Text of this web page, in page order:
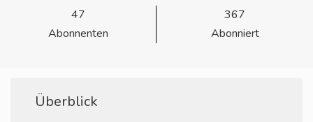
47
Abonnenten
367
Abonniert
Überblick